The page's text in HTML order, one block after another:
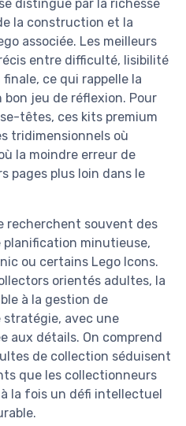
distingue par la richesse
la construction et la
associée. Les meilleurs
entre difficulté, lisibilité
ce qui rappelle la
bon jeu de réflexion. Pour
têtes, ces kits premium
tridimensionnels où
la moindre erreur de
pages plus loin dans le
recherchent souvent des
planification minutieuse,
ou certains Lego Icons.
orientés adultes, la
à la gestion de
stratégie, avec une
aux détails. On comprend
de collection séduisent
que les collectionneurs
la fois un défi intellectuel